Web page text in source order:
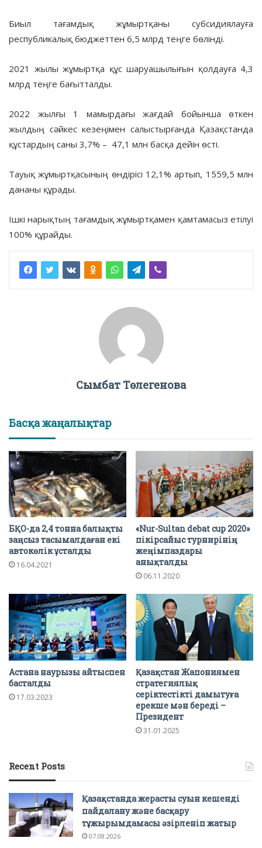
Биыл тағамдық жұмыртқаны субсидиялауға
республикалық бюджеттен 6,5 млрд теңге бөлінді.
2021 жылы жұмыртқа құс шаруашылығын қолдауға 4,3
млрд теңге бағытталды.
2022 жылғы 1 мамырдағы жағдай бойынша өткен
жылдың сәйкес кезеңімен салыстырғанда Қазақстанда
құстардың саны 3,7% – 47,1 млн басқа дейін өсті.
Тауық жұмыртқасының өндірісі 12,1% артып, 1559,5 млн
дананы құрады.
Ішкі нарықтың тағамдық жұмыртқамен қамтамасыз етілуі
100% құрайды.
Сымбат Төлегенова
Басқа жаңалықтар
БҚО-да 2,4 тонна балықты
заңсыз тасымалдаған екі
автокөлік ұсталды
16.04.2021
«Nur-Sultan debat cup 2020»
пікірсайыс турнирінің
жеңімпаздары
анықталды
06.11.2020
Астана наурызы айтыспен
басталды
17.03.2023
Қазақстан Жапониямен
стратегиялық
серіктестікті дамытуға
ерекше мән береді –
Президент
31.01.2025
Recent Posts
Қазақстанда жерасты суын кешенді
пайдалану және басқару
тұжырымдамасы әзірленіп жатыр
07.08.2026